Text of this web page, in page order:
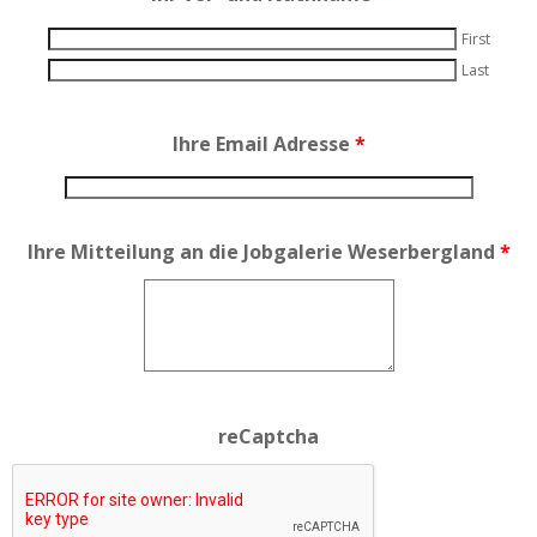
First
Last
Ihre Email Adresse *
Ihre Mitteilung an die Jobgalerie Weserbergland *
reCaptcha